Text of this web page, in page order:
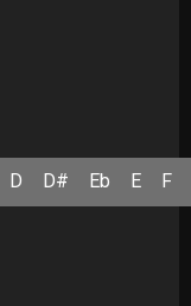
D D# Eb E F